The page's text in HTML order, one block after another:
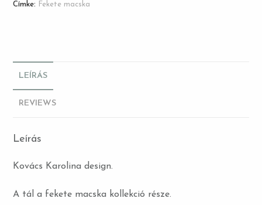
Címke:
Fekete macska
LEÍRÁS
REVIEWS
Leírás
Kovács Karolina design.
A tál a fekete macska kollekció része.